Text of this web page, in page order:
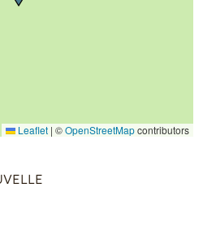
Leaflet | ©OpenStreetMapcontributors